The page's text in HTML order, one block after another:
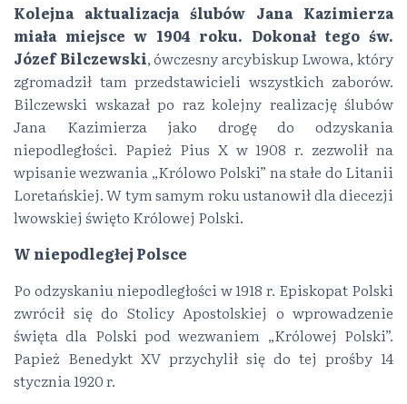
Kolejna aktualizacja ślubów Jana Kazimierza
miała miejsce w 1904 roku. Dokonał tego św.
Józef Bilczewski, ówczesny arcybiskup Lwowa, który
zgromadził tam przedstawicieli wszystkich zaborów.
Bilczewski wskazał po raz kolejny realizację ślubów
Jana Kazimierza jako drogę do odzyskania
niepodległości. Papież Pius X w 1908 r. zezwolił na
wpisanie wezwania „Królowo Polski” na stałe do Litanii
Loretańskiej. W tym samym roku ustanowił dla diecezji
lwowskiej święto Królowej Polski.
W niepodległej Polsce
Po odzyskaniu niepodległości w 1918 r. Episkopat Polski
zwrócił się do Stolicy Apostolskiej o wprowadzenie
święta dla Polski pod wezwaniem „Królowej Polski”.
Papież Benedykt XV przychylił się do tej prośby 14
stycznia 1920 r.